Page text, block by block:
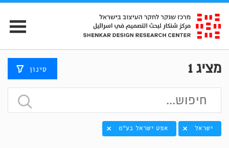
מציג1 סינון
ישראל אפט ישראל בע"מ